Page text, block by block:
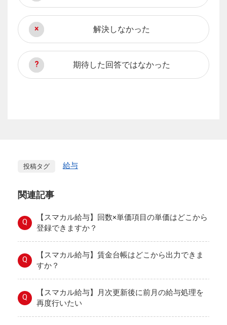
解決しなかった
期待した回答ではなかった
投稿タグ 給与
関連記事
Q
【スマカル給与】回数×単価項目の単価はどこから
登録できますか？
Q
【スマカル給与】賃金台帳はどこから出力できま
すか？
Q
【スマカル給与】月次更新後に前月の給与処理を
再度行いたい